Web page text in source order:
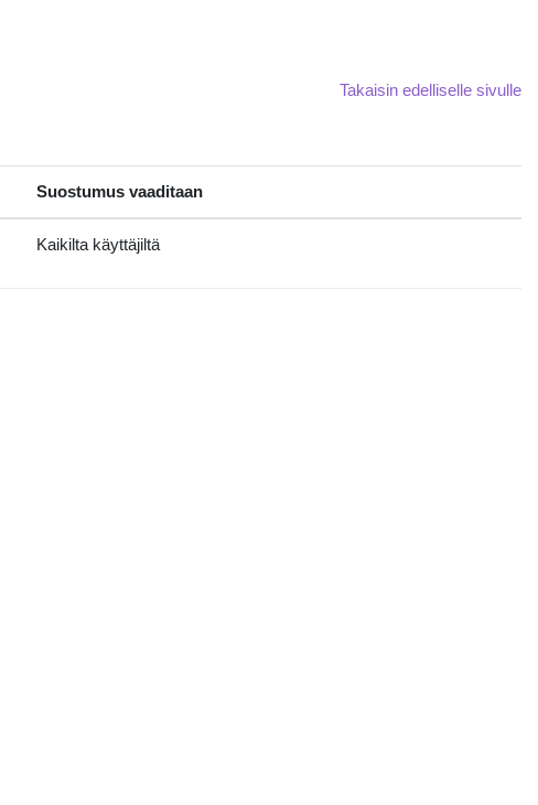
Takaisin edelliselle sivulle
Suostumus vaaditaan
Kaikilta käyttäjiltä